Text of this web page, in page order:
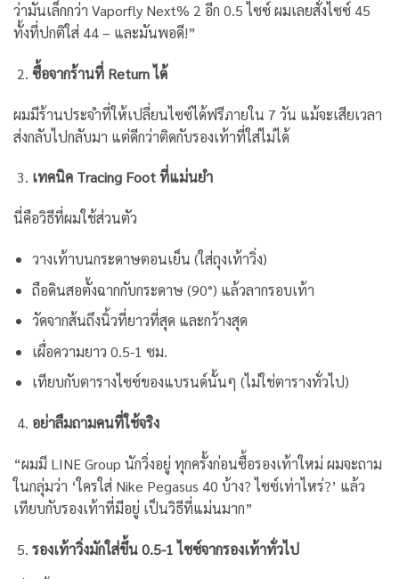
ว่ามันเล็กกว่า Vaporfly Next% 2 อีก 0.5 ไซซ์ ผมเลยสั่งไซซ์ 45
ทั้งที่ปกติใส่ 44 – และมันพอดี!”
ซื้อจากร้านที่ Return ได้
ผมมีร้านประจำที่ให้เปลี่ยนไซซ์ได้ฟรีภายใน 7 วัน แม้จะเสียเวลา
ส่งกลับไปกลับมา แต่ดีกว่าติดกับรองเท้าที่ใส่ไม่ได้
เทคนิค Tracing Foot ที่แม่นยำ
นี่คือวิธีที่ผมใช้ส่วนตัว
วางเท้าบนกระดาษตอนเย็น (ใส่ถุงเท้าวิ่ง)
ถือดินสอตั้งฉากกับกระดาษ (90°) แล้วลากรอบเท้า
วัดจากส้นถึงนิ้วที่ยาวที่สุด และกว้างสุด
เผื่อความยาว 0.5-1 ซม.
เทียบกับตารางไซซ์ของแบรนด์นั้นๆ (ไม่ใช่ตารางทั่วไป)
อย่าลืมถามคนที่ใช้จริง
“ผมมี LINE Group นักวิ่งอยู่ ทุกครั้งก่อนซื้อรองเท้าใหม่ ผมจะถาม
ในกลุ่มว่า ‘ใครใส่ Nike Pegasus 40 บ้าง? ไซซ์เท่าไหร่?’ แล้ว
เทียบกับรองเท้าที่มีอยู่ เป็นวิธีที่แม่นมาก”
รองเท้าวิ่งมักใส่ขึ้น 0.5-1 ไซซ์จากรองเท้าทั่วไป